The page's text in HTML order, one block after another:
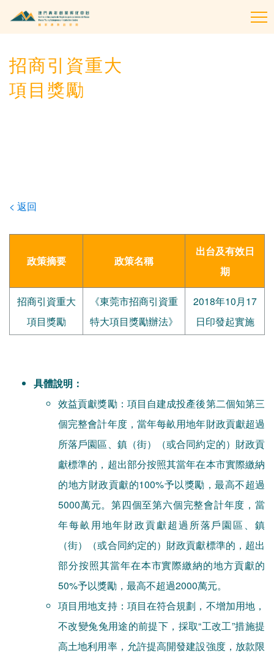
招商引資重大
項目獎勵
< 返回
政策摘要 政策名稱
出台及有效日
期
招商引資重大
項目獎勵
《東莞市招商引資重
特大項目獎勵辦法》
2018年10月17
日印發起實施
具體說明：
效益貢獻獎勵：項目自建成投產後第二個知第三
個完整會計年度，當年每畝用地年財政貢獻超過
所落戶園區、鎮（街）（或合同約定的）財政貢
獻標準的，超出部分按照其當年在本市實際繳納
的地方財政貢獻的100%予以獎勵，最高不超過
5000萬元。第四個至第六個完整會計年度，當
年每畝用地年財政貢獻超過所落戶園區、鎮
（街）（或合同約定的）財政貢獻標準的，超出
部分按照其當年在本市實際繳納的地方貢獻的
50%予以獎勵，最高不超過2000萬元。
項目用地支持：項目在符合規劃，不增加用地，
不改變兔兔用途的前提下，採取“工改工”措施提
高土地利用率，允許提高開發建設強度，放款限